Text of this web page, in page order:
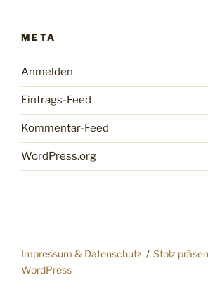
META
Anmelden
Eintrags-Feed
Kommentar-Feed
WordPress.org
Impressum & Datenschutz
Stolz
WordPress